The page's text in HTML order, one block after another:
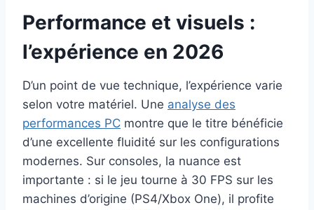
Performance et visuels :
l’expérience en 2026
D’un point de vue technique, l’expérience varie
selon votre matériel. Une analyse des
performances PC montre que le titre bénéficie
d’une excellente fluidité sur les configurations
modernes. Sur consoles, la nuance est
importante : si le jeu tourne à 30 FPS sur les
machines d’origine (PS4/Xbox One), il profite